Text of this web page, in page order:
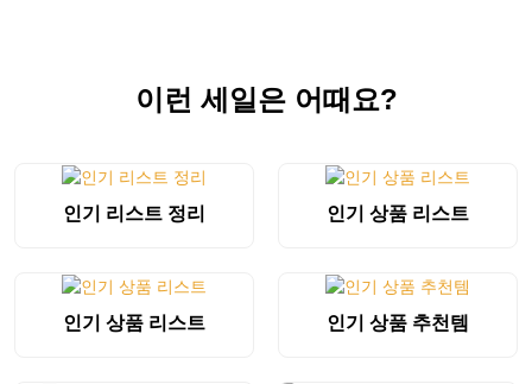
이런 세일은 어때요?
인기 리스트 정리 인기 상품 리스트
인기 상품 리스트 인기 상품 추천템